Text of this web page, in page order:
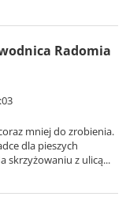
Radomia
mniej do zrobienia.
dla pieszych
skrzyżowaniu z ulicą...